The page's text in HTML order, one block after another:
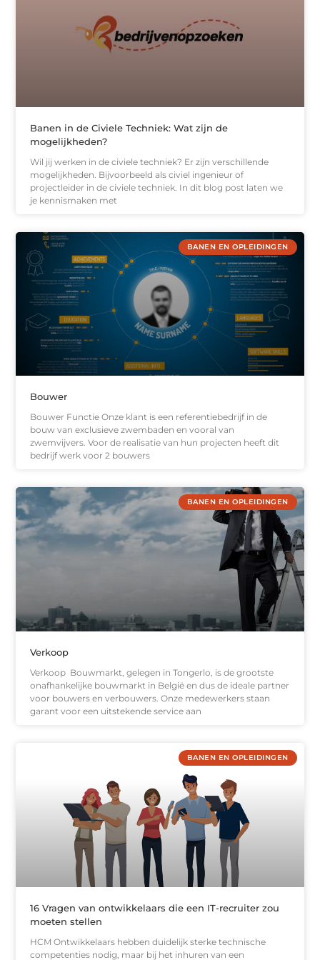
Banen in de Civiele Techniek: Wat zijn de
mogelijkheden?
Wil jij werken in de civiele techniek? Er zijn verschillende
mogelijkheden. Bijvoorbeeld als civiel ingenieur of
projectleider in de civiele techniek. In dit blog post laten we
je kennismaken met
BANEN EN OPLEIDINGEN
Bouwer
Bouwer Functie Onze klant is een referentiebedrijf in de
bouw van exclusieve zwembaden en vooral van
zwemvijvers. Voor de realisatie van hun projecten heeft dit
bedrijf werk voor 2 bouwers
BANEN EN OPLEIDINGEN
Verkoop
Verkoop Bouwmarkt, gelegen in Tongerlo, is de grootste
onafhankelijke bouwmarkt in België en dus de ideale partner
voor bouwers en verbouwers. Onze medewerkers staan
garant voor een uitstekende service aan
BANEN EN OPLEIDINGEN
16 Vragen van ontwikkelaars die een IT-recruiter zou
moeten stellen
HCM Ontwikkelaars hebben duidelijk sterke technische
competenties nodig, maar bij het inhuren van een